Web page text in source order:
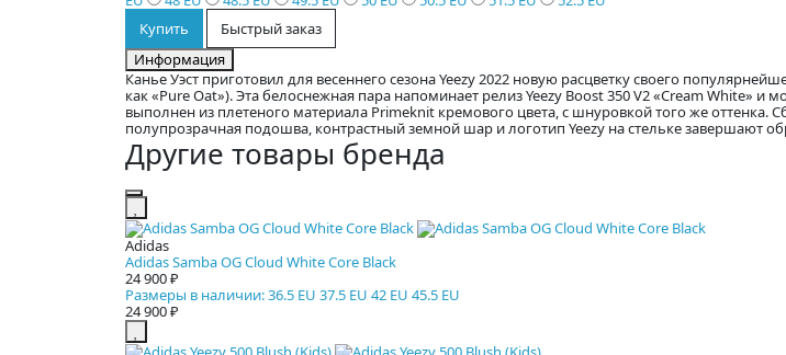
Купить
Быстрый заказ
Информация
Канье Уэст приготовил для весеннего сезона Yeezy 2022 новую расцветку своего
как «Pure Oat»). Эта белоснежная пара напоминает релиз Yeezy Boost 350 V2 «Cream White» и
выполнен из плетеного материала Primeknit кремового цвета, с шнуровкой того же оттенка.
полупрозрачная подошва, контрастный земной шар и логотип Yeezy на стельке завершают
Другие товары бренда
Adidas
Adidas Samba OG Cloud White Core Black
24 900 ₽
Размеры в наличии: 36.5 EU 37.5 EU 42 EU 45.5 EU
24 900 ₽